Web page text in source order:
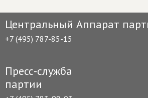
Центральный Аппарат
+7 (495) 787-85-15
Пресс-служба
партии